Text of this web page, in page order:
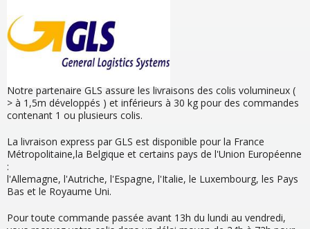
Notre partenaire GLS assure les livraisons des colis volumineux (
> à 1,5m développés ) et inférieurs à 30 kg pour des commandes
contenant 1 ou plusieurs colis.
La livraison express par GLS est disponible pour la France
Métropolitaine,la Belgique et certains pays de l'Union Européenne
:
l'Allemagne, l'Autriche, l'Espagne, l'Italie, le Luxembourg, les Pays
Bas et le Royaume Uni.
Pour toute commande passée avant 13h du lundi au vendredi,